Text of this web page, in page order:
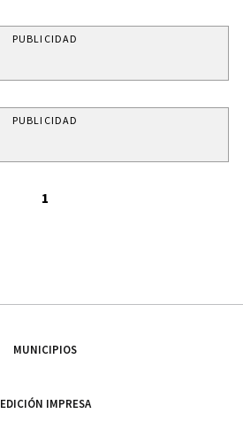
PUBLICIDAD
PUBLICIDAD
1
MUNICIPIOS
EDICIÓN IMPRESA